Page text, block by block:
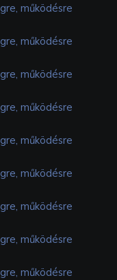
működésre
működésre
működésre
működésre
működésre
működésre
működésre
működésre
működésre